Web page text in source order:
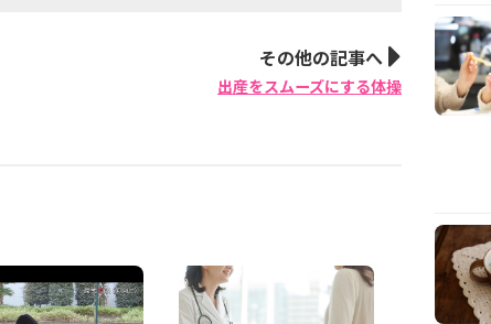
その他の記事へ
出産をスムーズにする体操